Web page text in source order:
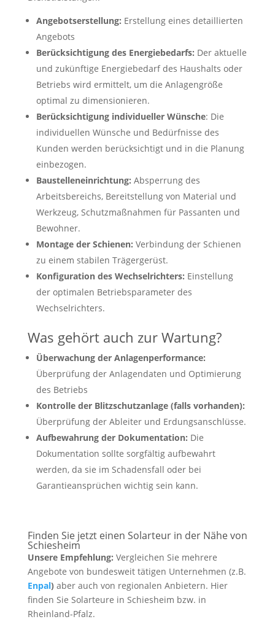
Angebotserstellung: Erstellung eines detaillierten
Angebots
Berücksichtigung des Energiebedarfs: Der aktuelle
und zukünftige Energiebedarf des Haushalts oder
Betriebs wird ermittelt, um die Anlagengröße
optimal zu dimensionieren.
Berücksichtigung individueller Wünsche: Die
individuellen Wünsche und Bedürfnisse des
Kunden werden berücksichtigt und in die Planung
einbezogen.
Baustelleneinrichtung: Absperrung des
Arbeitsbereichs, Bereitstellung von Material und
Werkzeug, Schutzmaßnahmen für Passanten und
Bewohner.
Montage der Schienen: Verbindung der Schienen
zu einem stabilen Trägergerüst.
Konfiguration des Wechselrichters: Einstellung
der optimalen Betriebsparameter des
Wechselrichters.
Was gehört auch zur Wartung?
Überwachung der Anlagenperformance:
Überprüfung der Anlagendaten und Optimierung
des Betriebs
Kontrolle der Blitzschutzanlage (falls vorhanden):
Überprüfung der Ableiter und Erdungsanschlüsse.
Aufbewahrung der Dokumentation: Die
Dokumentation sollte sorgfältig aufbewahrt
werden, da sie im Schadensfall oder bei
Garantieansprüchen wichtig sein kann.
Finden Sie jetzt einen Solarteur in der Nähe von
Schiesheim
Unsere Empfehlung: Vergleichen Sie mehrere
Angebote von bundesweit tätigen Unternehmen (z.B.
Enpal) aber auch von regionalen Anbietern. Hier
finden Sie Solarteure in Schiesheim bzw. in
Rheinland-Pfalz.